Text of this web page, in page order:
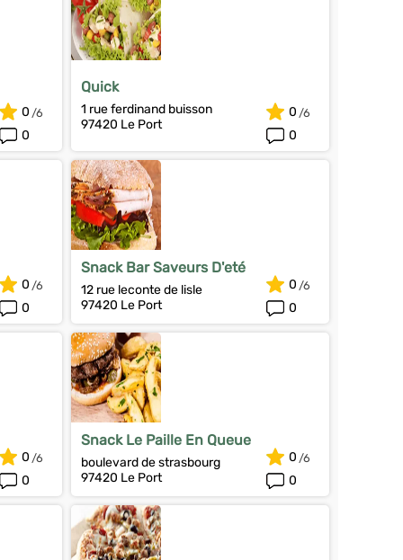
0
0
Quick
1 rue ferdinand buisson
97420 Le Port
0
0
0
0
Snack Bar Saveurs D'eté
12 rue leconte de lisle
97420 Le Port
0
0
0
0
Snack Le Paille En Queue
boulevard de strasbourg
97420 Le Port
0
0